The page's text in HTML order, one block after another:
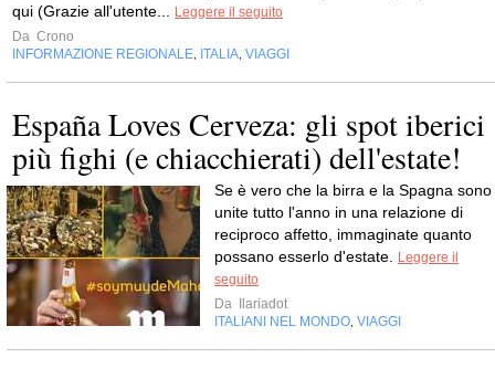
qui (Grazie all'utente...
Leggere il seguito
Da Crono
INFORMAZIONE REGIONALE ITALIA VIAGGI
España Loves Cerveza: gli spot iberici
più fighi (e chiacchierati) dell'estate!
Se è vero che la birra e la Spagna sono
unite tutto l'anno in una relazione di
reciproco affetto, immaginate quanto
possano esserlo d'estate.
Leggere il
seguito
Da Ilariadot
ITALIANI NEL MONDO VIAGGI